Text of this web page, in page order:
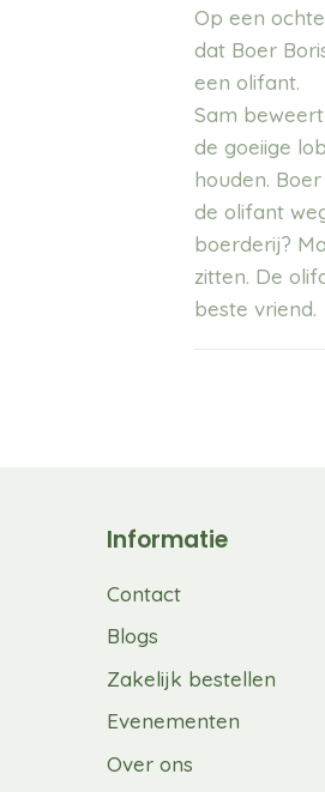
Op een
dat Boer
een olifant.
Sam
de goeiige
houden.
de olifant
boerderij?
zitten. De
beste vriend.
Informatie
Contact
Blogs
Zakelijk bestellen
Evenementen
Over ons